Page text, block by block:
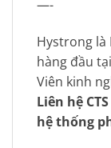
—-
Hystrong là
hàng đầu
Viên kinh
Liên hệ
hệ thống